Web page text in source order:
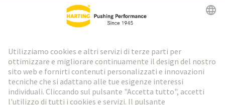
Newsletter HARTING
Vai al registrazione